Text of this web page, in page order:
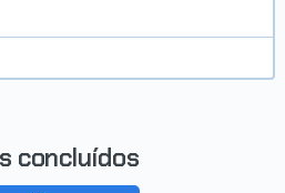
concluídos